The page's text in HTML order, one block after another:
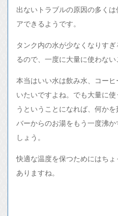
出ないトラブルの原因の多く
アできるようです。
タンク内の水が少なくなりす
るので、一度に大量に使わない
本当はいい水は飲み水、コー
いたいですよね。でも大量に
うということになれば、何か
バーからのお湯をもう一度沸
しょう。
快適な温度を保つためにはち
ありますね。